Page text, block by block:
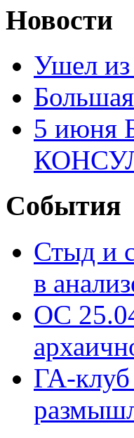
Новости
Ушел
5
События
Стыд и
в
ОС
ГА-